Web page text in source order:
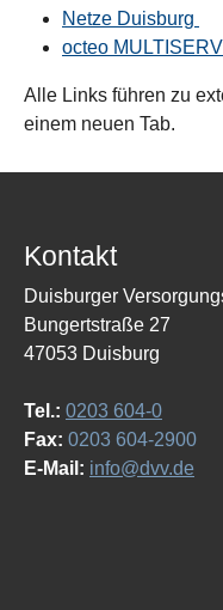
Netze Duisburg
octeo
Alle Links führen zu
einem neuen Tab.
Kontakt
Duisburger
Bungertstraße 27
47053 Duisburg
Tel.: 0203 604-0
Fax: 0203 604-2900
E-Mail: info@dvv.de